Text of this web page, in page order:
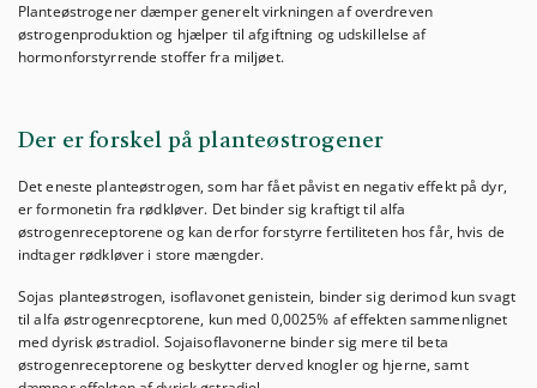
Planteøstrogener dæmper generelt virkningen af overdreven
østrogenproduktion og hjælper til afgiftning og udskillelse af
hormonforstyrrende stoffer fra miljøet.
Der er forskel på planteøstrogener
Det eneste planteøstrogen, som har fået påvist en negativ effekt på dyr,
er formonetin fra rødkløver. Det binder sig kraftigt til alfa
østrogenreceptorene og kan derfor forstyrre fertiliteten hos får, hvis de
indtager rødkløver i store mængder.
Sojas planteøstrogen, isoflavonet genistein, binder sig derimod kun svagt
til alfa østrogenrecptorene, kun med 0,0025% af effekten sammenlignet
med dyrisk østradiol. Sojaisoflavonerne binder sig mere til beta
østrogenreceptorene og beskytter derved knogler og hjerne, samt